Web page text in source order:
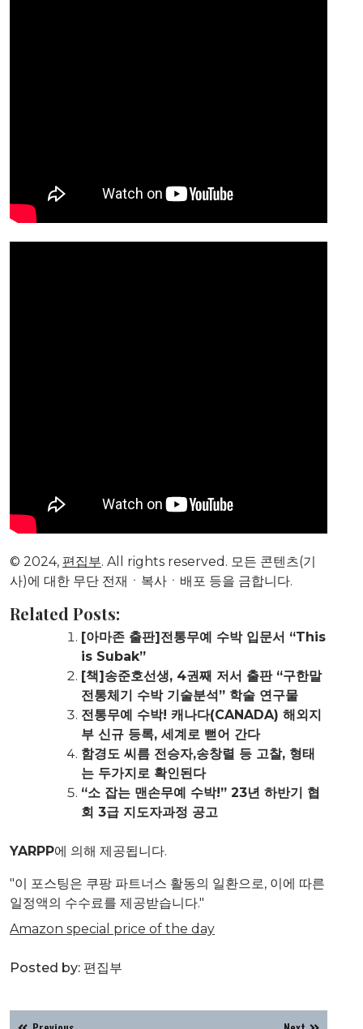
© 2024, 편집부. All rights reserved. 모든 콘텐츠(기
사)에 대한 무단 전재ㆍ복사ㆍ배포 등을 금합니다.
Related Posts:
[아마존 출판]전통무예 수박 입문서 “This
is Subak”
[책]송준호선생, 4권째 저서 출판 “구한말
전통체기 수박 기술분석” 학술 연구물
전통무예 수박! 캐나다(CANADA) 해외지
부 신규 등록, 세계로 뻗어 간다
함경도 씨름 전승자,송창렬 등 고찰, 형태
는 두가지로 확인된다
“소 잡는 맨손무예 수박!” 23년 하반기 협
회 3급 지도자과정 공고
YARPP에 의해 제공됩니다.
"이 포스팅은 쿠팡 파트너스 활동의 일환으로, 이에 따른
일정액의 수수료를 제공받습니다."
Amazon special price of the day
Posted by: 편집부
글